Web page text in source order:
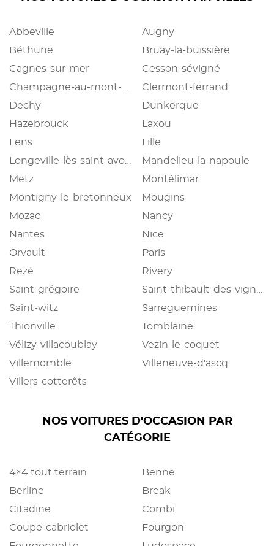
Abbeville
Augny
Béthune
Bruay-la-buissière
Cagnes-sur-mer
Cesson-sévigné
Clermont-ferrand
Dechy
Dunkerque
Hazebrouck
Laxou
Lens
Lille
Mandelieu-la-napoule
Metz
Montélimar
Montigny-le-bretonneux
Mougins
Mozac
Nancy
Nantes
Nice
Orvault
Paris
Rezé
Rivery
Saint-grégoire
Saint-witz
Sarreguemines
Thionville
Tomblaine
Vélizy-villacoublay
Vezin-le-coquet
Villemomble
Villeneuve-d'ascq
Villers-cotterêts
NOS VOITURES D'OCCASION PAR
CATÉGORIE
4×4 tout terrain
Benne
Berline
Break
Citadine
Combi
Coupe-cabriolet
Fourgon